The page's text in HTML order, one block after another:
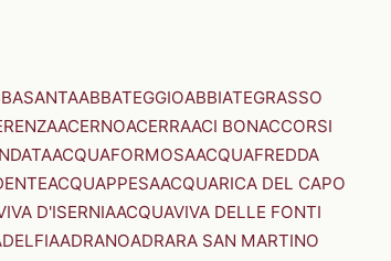
ABBATEGGIOABBIATEGRASSO
ACERNOACERRAACI BONACCORSI
ACQUAFORMOSAACQUAFREDDA
ACQUAPPESAACQUARICA DEL CAPO
D'ISERNIAACQUAVIVA DELLE FONTI
ADRANOADRARA SAN MARTINO